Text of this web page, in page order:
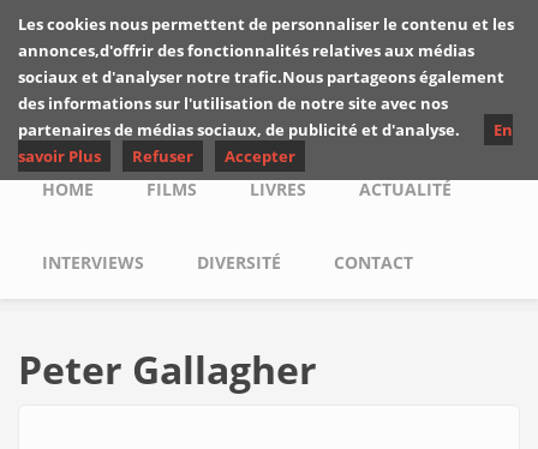
Skip to main content
Les critiques de
Yuyine
Main menu
HOME FILMS LIVRES ACTUALITÉ
INTERVIEWS DIVERSITÉ CONTACT
Peter Gallagher
Les cookies nous permettent de personnaliser le contenu et les
annonces,d'offrir des fonctionnalités relatives aux médias
sociaux et d'analyser notre trafic.Nous partageons également
des informations sur l'utilisation de notre site avec nos
partenaires de médias sociaux, de publicité et d'analyse.
En
savoir Plus
Refuser Accepter